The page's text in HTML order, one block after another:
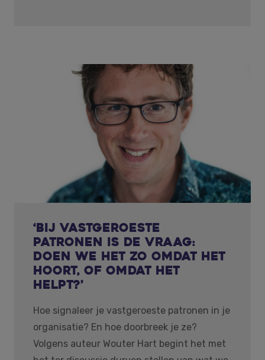
‘Bij vastgeroeste
patronen is de vraag:
doen we het zo omdat het
hoort, of omdat het
helpt?’
Hoe signaleer je vastgeroeste patronen in je
organisatie? En hoe doorbreek je ze?
Volgens auteur Wouter Hart begint het met